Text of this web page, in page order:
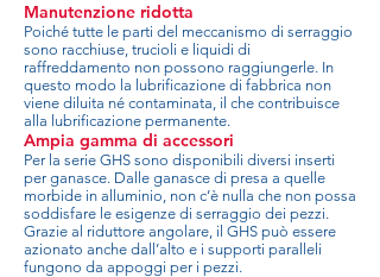
Manutenzione ridotta
Poiché tutte le parti del meccanismo di serraggio
sono racchiuse, trucioli e liquidi di
raffreddamento non possono raggiungerle. In
questo modo la lubrificazione di fabbrica non
viene diluita né contaminata, il che contribuisce
alla lubrificazione permanente.
Ampia gamma di accessori
Per la serie GHS sono disponibili diversi inserti
per ganasce. Dalle ganasce di presa a quelle
morbide in alluminio, non c’è nulla che non possa
soddisfare le esigenze di serraggio dei pezzi.
Grazie al riduttore angolare, il GHS può essere
azionato anche dall’alto e i supporti paralleli
fungono da appoggi per i pezzi.